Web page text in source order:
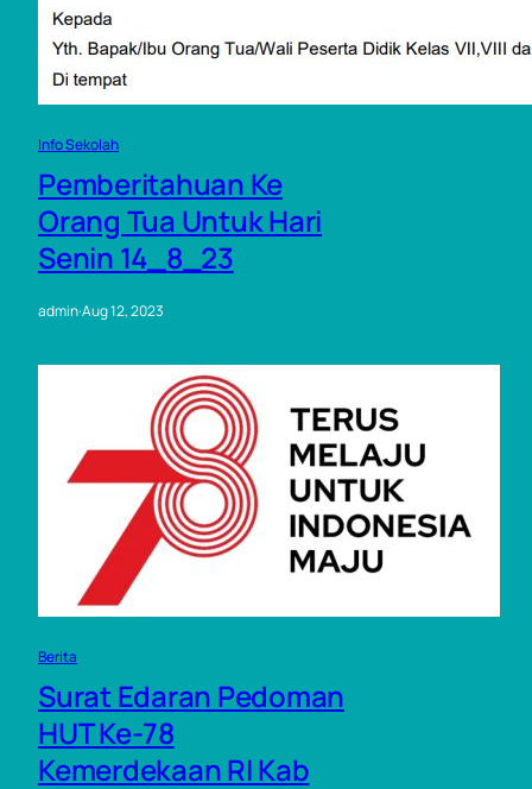
Info Sekolah
Pemberitahuan Ke
Orang Tua Untuk Hari
Senin 14_8_23
admin·Aug 12, 2023
Berita
Surat Edaran Pedoman
HUT Ke-78
Kemerdekaan RI Kab